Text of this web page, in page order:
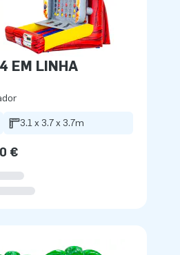
EM LINHA
3.1 x 3.7 x 3.7m
€